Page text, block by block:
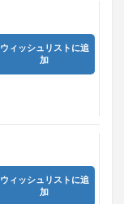
ウィッシュリストに追
加
ウィッシュリストに追
加